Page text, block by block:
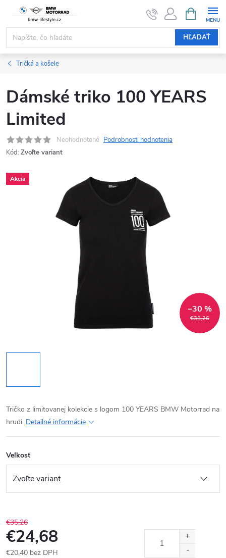
obsah
HĽADAŤ
KOŠÍK
Tričká a košele
Dámské triko 100 YEARS
Limited
Neohodnotené Podrobnosti hodnotenia
Kód: Zvoľte variant
Akcia
€35,26
–30 %
Tričko z limitovanej kolekcie s logom 100 YEARS BMW Motorrad na
hrudi. Detailné informácie
Veľkosť
€35,26
€24,68
€20,40 bez DPH